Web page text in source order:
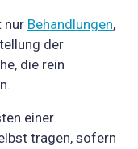
nur Behandlungen,
der
die rein
einer
tragen, sofern